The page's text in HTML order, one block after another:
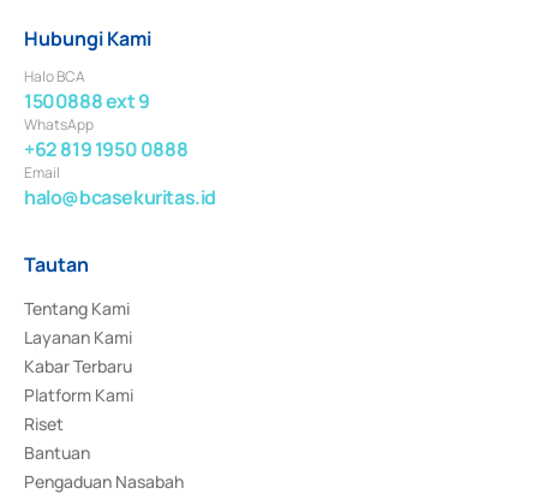
Hubungi Kami
Halo BCA
1500888 ext 9
WhatsApp
+62 819 1950 0888
Email
halo@bcasekuritas.id
Tautan
Tentang Kami
Layanan Kami
Kabar Terbaru
Platform Kami
Riset
Bantuan
Pengaduan Nasabah